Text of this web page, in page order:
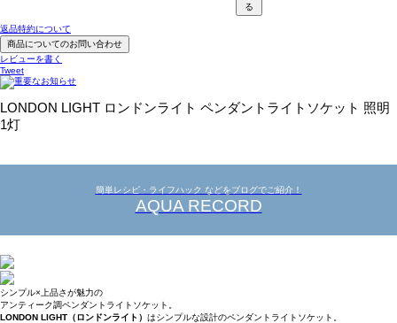
る
返品特約について
商品についてのお問い合わせ
レビューを書く
Tweet
LONDON LIGHT ロンドンライト ペンダントライトソケット 照明
1灯
簡単レシピ・ライフハック などをブログでご紹介！
AQUA RECORD
シンプル×上品さが魅力の
アンティーク調ペンダントライトソケット。
LONDON LIGHT（ロンドンライト） はシンプルな設計のペンダントライトソケット。